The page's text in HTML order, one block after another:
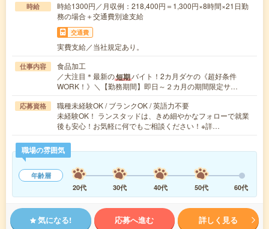
時給
時給1300円／月収例：218,400円＝1,300円×8時間×21日勤
務の場合＋交通費別途支給
交通費
実費支給／当社規定あり。
仕事内容
食品加工
／大注目＊最新の短期バイト！2カ月ダケの《超好条件
WORK！》＼【勤務期間】即日～２カ月の期間限定サ…
応募資格
職種未経験OK / ブランクOK / 英語力不要
未経験OK！ ランスタッドは、きめ細やかなフォローで就業
後も安心！お気軽に何でもご相談ください！※詳…
職場の雰囲気
年齢層
20代
30代 40代 50代 60代
気になる! 応募へ進む 詳しく見る